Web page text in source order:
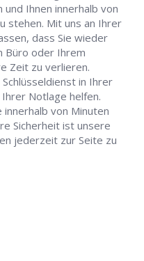
Ihnen innerhalb von
stehen. Mit uns an Ihrer
dass Sie wieder
Büro oder Ihrem
Zeit zu verlieren.
in Ihrer
Ihrer Notlage helfen.
innerhalb von Minuten
Sicherheit ist unsere
jederzeit zur Seite zu